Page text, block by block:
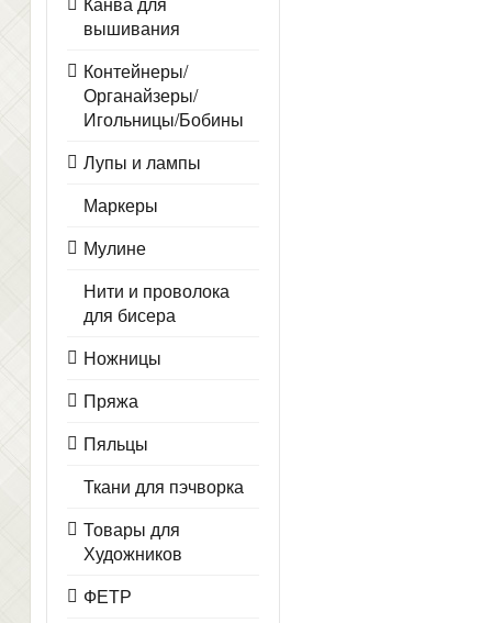
вышивания
Контейнеры/
Органайзеры/
Игольницы/Бобины
Лупы и лампы
Маркеры
Мулине
Нити и проволока
для бисера
Ножницы
Пряжа
Пяльцы
Ткани для пэчворка
Товары для
Художников
ФЕТР